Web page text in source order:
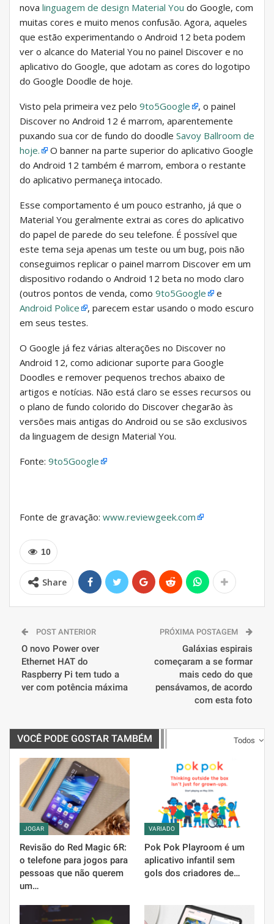
nova linguagem de design Material You do Google, com
muitas cores e muito menos confusão. Agora, aqueles
que estão experimentando o Android 12 beta podem
ver o alcance do Material You no painel Discover e no
aplicativo do Google, que adotam as cores do logotipo
do Google Doodle de hoje.
Visto pela primeira vez pelo 9to5Google
, o painel
Discover no Android 12 é marrom, aparentemente
puxando sua cor de fundo do doodle Savoy Ballroom de
hoje.
O banner na parte superior do aplicativo Google
do Android 12 também é marrom, embora o restante
do aplicativo permaneça intocado.
Esse comportamento é um pouco estranho, já que o
Material You geralmente extrai as cores do aplicativo
do papel de parede do seu telefone. É possível que
este tema seja apenas um teste ou um bug, pois não
conseguimos replicar o painel marrom Discover em um
dispositivo rodando o Android 12 beta no modo claro
(outros pontos de venda, como 9to5Google
e
Android Police
, parecem estar usando o modo escuro
em seus testes.
O Google já fez várias alterações no Discover no
Android 12, como adicionar suporte para Google
Doodles e remover pequenos trechos abaixo de
artigos e notícias. Não está claro se esses recursos ou
o plano de fundo colorido do Discover chegarão às
versões mais antigas do Android ou se são exclusivos
da linguagem de design Material You.
Fonte: 9to5Google
Fonte de gravação: www.reviewgeek.com
10
Share
POST ANTERIOR
O novo Power over
Ethernet HAT do
Raspberry Pi tem tudo a
ver com potência máxima
PRÓXIMA POSTAGEM
Galáxias espirais
começaram a se formar
mais cedo do que
pensávamos, de acordo
com esta foto
Todos
VOCÊ PODE GOSTAR TAMBÉM
JOGAR
Revisão do Red Magic 6R:
o telefone para jogos para
pessoas que não querem
um…
VARIADO
Pok Pok Playroom é um
aplicativo infantil sem
gols dos criadores de…